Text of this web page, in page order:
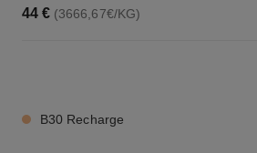
44 € (3666,67€/KG)
B30 Recharge